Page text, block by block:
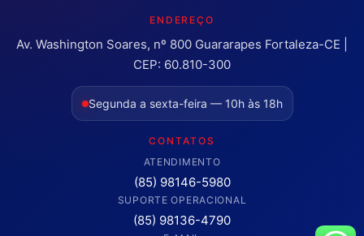
ENDEREÇO
Av. Washington Soares, nº 800 Guararapes Fortaleza-CE |
CEP: 60.810-300
Segunda a sexta-feira — 10h às 18h
CONTATOS
ATENDIMENTO
(85) 98146-5980
SUPORTE OPERACIONAL
(85) 98136-4790